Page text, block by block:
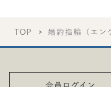
TOP 婚約指輪（エン